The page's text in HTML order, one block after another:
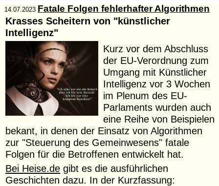
14.07.2023 Fatale Folgen fehlerhafter Algorithmen
Krasses Scheitern von "künstlicher
Intelligenz"
Kurz vor dem Abschluss
der EU-Verordnung zum
Umgang mit Künstlicher
Intelligenz vor 3 Wochen
im Plenum des EU-
Parlaments wurden auch
eine Reihe von Beispielen
bekant, in denen der Einsatz von Algorithmen
zur "Steuerung des Gemeinwesens" fatale
Folgen für die Betroffenen entwickelt hat.
Bei Heise.de gibt es die ausführlichen
Geschichten dazu. In der Kurzfassung: